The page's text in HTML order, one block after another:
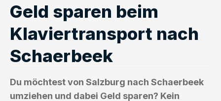
Geld sparen beim
Klaviertransport nach
Schaerbeek
Du möchtest von Salzburg nach Schaerbeek
umziehen und dabei Geld sparen? Kein